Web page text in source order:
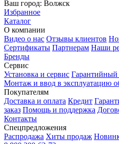
Ваш город: Волжск
Избранное
Каталог
О компании
Видео о нас Отзывы клиентов
Сертификаты Партнерам Наши
Бренды
Сервис
Установка и сервис Гарантийный
Монтаж и ввод в эксплуатацию
Покупателям
Доставка и оплата Кредит
заказ Помощь и поддержка
Контакты
Спецпредложения
Распродажа Хиты продаж